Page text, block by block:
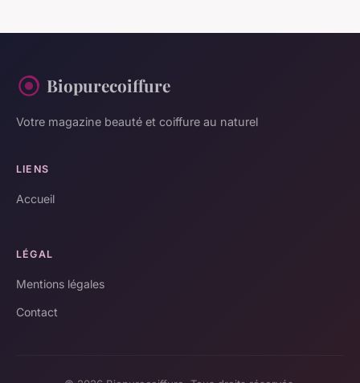
Biopurecoiffure
Votre magazine beauté et coiffure au naturel
LIENS
Accueil
LÉGAL
Mentions légales
Contact